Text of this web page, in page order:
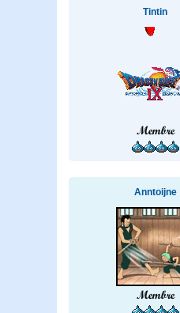
Tintin
Membre
Anntoijne
Membre